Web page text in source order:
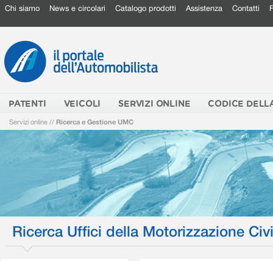
Chi siamo News e circolari Catalogo prodotti Assistenza Contatti
PATENTI VEICOLI SERVIZI ONLINE CODICE
Servizi online // Ricerca e Gestione UMC
Ricerca Uffici della Motorizzazione